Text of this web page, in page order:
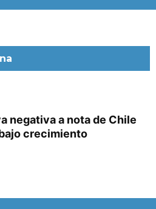
negativa a nota de Chile
crecimiento